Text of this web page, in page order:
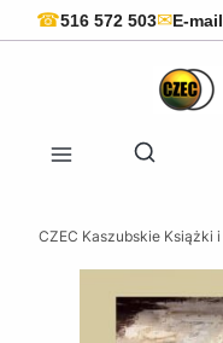
☎516 572 503✉E-mail
Otwórz
CZEC Kaszubskie Książki